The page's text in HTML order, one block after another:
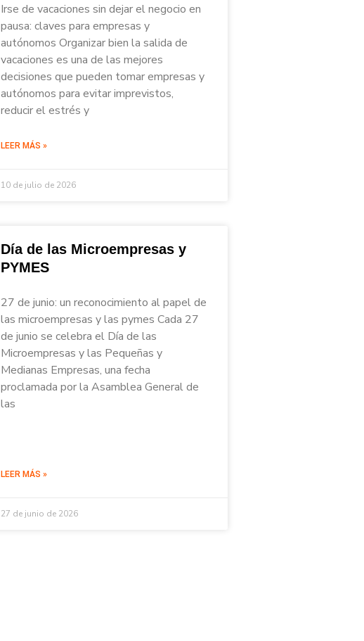
Irse de vacaciones sin dejar el negocio en
pausa: claves para empresas y
autónomos Organizar bien la salida de
vacaciones es una de las mejores
decisiones que pueden tomar empresas y
autónomos para evitar imprevistos,
reducir el estrés y
LEER MÁS »
10 de julio de 2026
Día de las Microempresas y
PYMES
27 de junio: un reconocimiento al papel de
las microempresas y las pymes Cada 27
de junio se celebra el Día de las
Microempresas y las Pequeñas y
Medianas Empresas, una fecha
proclamada por la Asamblea General de
las
LEER MÁS »
27 de junio de 2026